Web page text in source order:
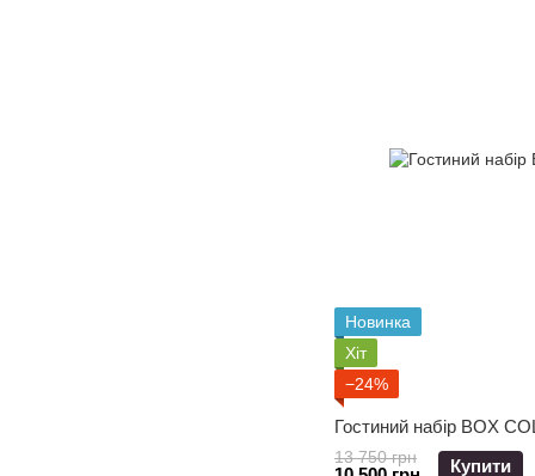
Новинка
Хіт
−24%
Гостиний набір BOX
13 750 грн Купити